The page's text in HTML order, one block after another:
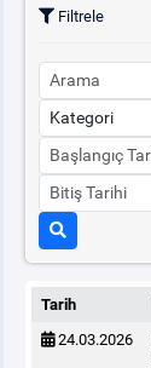
Filtrele
Tarih
24.03.2026